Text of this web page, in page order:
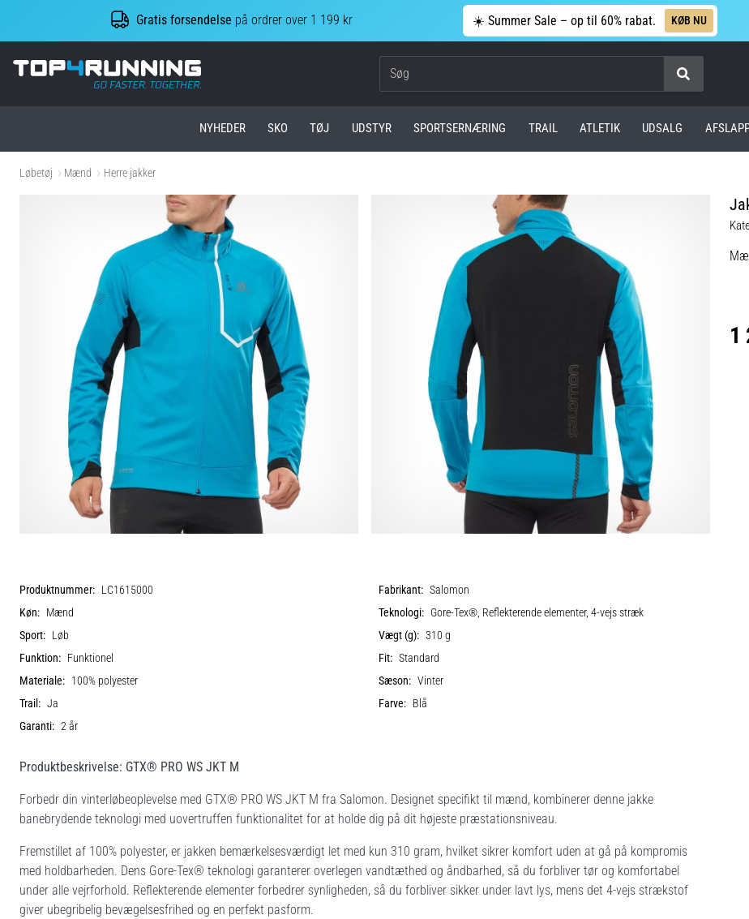
Gratis forsendelse på ordrer over 1 199 kr ☀️ Summer Sale – op til 60% rabat. KØB NU
Top4Running.dk
NYHEDER SKO TØJ UDSTYR SPORTSERNÆRING TRAIL ATLETIK UDSALG
Løbetøj Mænd Herre jakker
1
Produktnummer: LC1615000 Fabrikant: Salomon
Køn: Mænd Teknologi: Gore-Tex®, Reflekterende elementer, 4-vejs stræk
Sport: Løb Vægt (g): 310 g
Funktion: Funktionel Fit: Standard
Materiale: 100% polyester Sæson: Vinter
Trail: Ja Farve: Blå
Garanti: 2 år
Produktbeskrivelse: GTX® PRO WS JKT M
Forbedr din vinterløbeoplevelse med GTX® PRO WS JKT M fra Salomon. Designet specifikt til mænd, kombinerer denne jakke
banebrydende teknologi med uovertruffen funktionalitet for at holde dig på dit højeste præstationsniveau.
Fremstillet af 100% polyester, er jakken bemærkelsesværdigt let med kun 310 gram, hvilket sikrer komfort uden at gå på kompromis
med holdbarheden. Dens Gore-Tex® teknologi garanterer overlegen vandtæthed og åndbarhed, så du forbliver tør og komfortabel
under alle vejrforhold. Reflekterende elementer forbedrer synligheden, så du forbliver sikker under lavt lys, mens det 4-vejs strækstof
giver ubegribelig bevægelsesfrihed og en perfekt pasform.